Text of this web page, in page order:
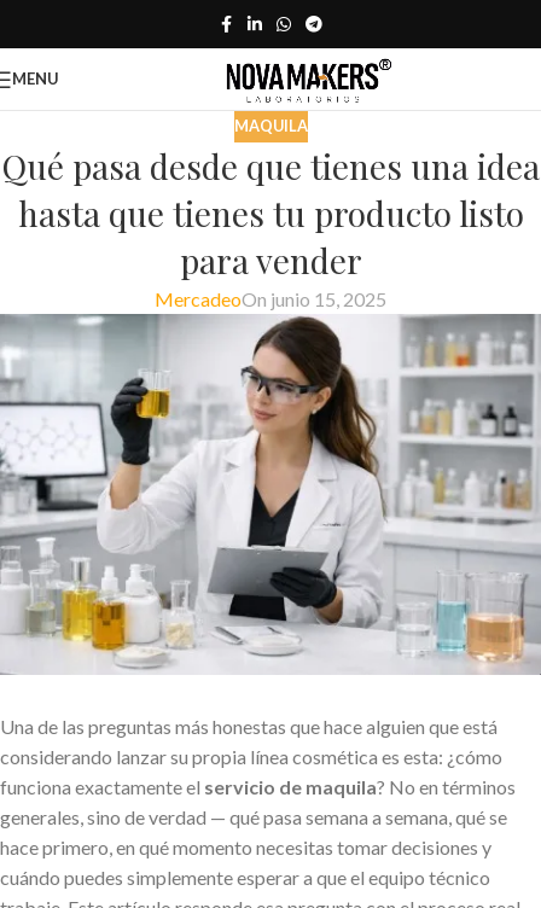
MENU
MAQUILA
Qué pasa desde que tienes una idea
hasta que tienes tu producto listo
para vender
MercadeoOn junio 15, 2025
Una de las preguntas más honestas que hace alguien que está
considerando lanzar su propia línea cosmética es esta: ¿cómo
funciona exactamente el servicio de maquila? No en términos
generales, sino de verdad — qué pasa semana a semana, qué se
hace primero, en qué momento necesitas tomar decisiones y
cuándo puedes simplemente esperar a que el equipo técnico